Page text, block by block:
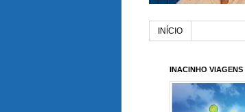
INÍCIO
INACINHO VIAGENS